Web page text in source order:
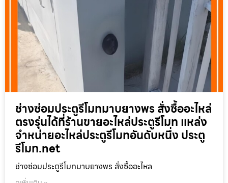
ช่างซ่อมประตูรีโมทมาบยางพร สั่งซื้ออะไหล่
ตรงรุ่นได้ที่ร้านขายอะไหล่ประตูรีโมท แหล่ง
จำหน่ายอะไหล่ประตูรีโมทอันดับหนึ่ง ประตู
รีโมท.net
ช่างซ่อมประตูรีโมทมาบยางพร สั่งซื้ออะไหล